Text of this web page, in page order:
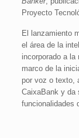
Proyecto
El lanzamiento
el área de la
incorporado a la
marco de la
por voz o texto,
CaixaBank y da
funcionalidades